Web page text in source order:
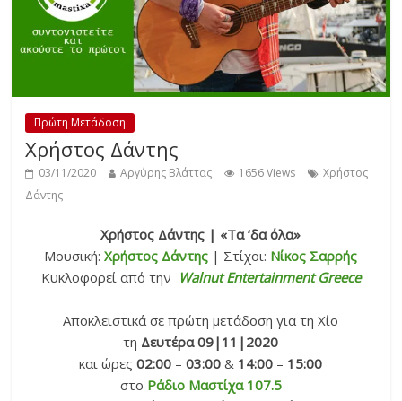
Πρώτη Μετάδοση
Χρήστος Δάντης
03/11/2020 Αργύρης Βλάττας 1656 Views
Χρήστος
Δάντης
Χρήστος Δάντης | «Τα ‘δα όλα»
Μουσική:Χρήστος Δάντης | Στίχοι: Νίκος Σαρρής
Κυκλοφορεί από την Walnut Entertainment Greece
Αποκλειστικά σε πρώτη μετάδοση για τη Χίο
τη Δευτέρα 09|11|2020
και ώρες02:00 – 03:00 & 14:00 – 15:00
στο Ράδιο Μαστίχα 107.5